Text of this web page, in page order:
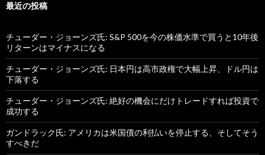
最近の投稿
チューダー・ジョーンズ氏: S&P 500を今の株価水準で買うと10年後
リターンはマイナスになる
チューダー・ジョーンズ氏: 日本円は高市政権で大幅上昇、ドル円は
下落する
チューダー・ジョーンズ氏: 絶好の機会にだけトレードすれば投資で
成功する
ガンドラック氏: アメリカは米国債の利払いを停止する、そしてそう
すべきだ